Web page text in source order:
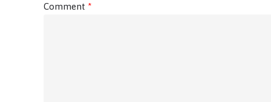
Comment *